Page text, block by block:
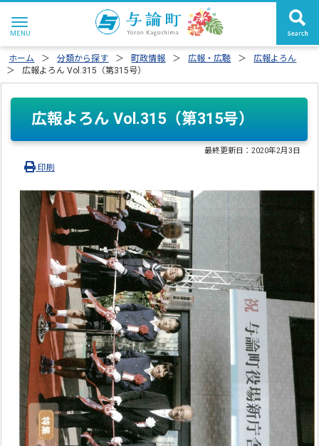
ホーム 分類から探す 町政情報 広報・広聴
広報よろん
広報よろん Vol.315（第315号）
広報よろん Vol.315（第315号）
最終更新日：2020年2月3日
印刷